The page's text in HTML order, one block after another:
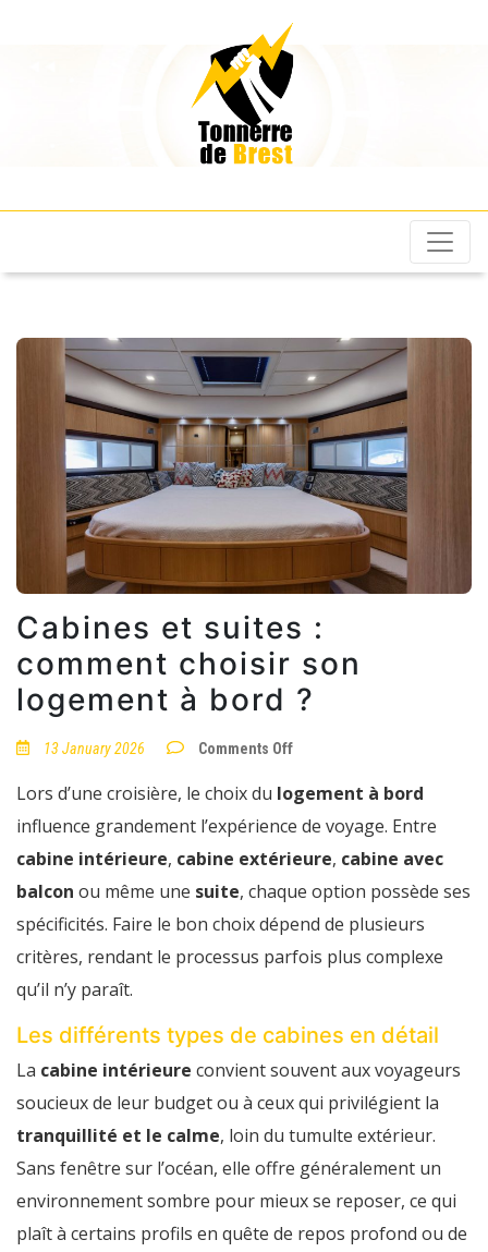
Cabines et suites :
comment choisir son
logement à bord ?
13 January 2026 Comments Offon
suites
comment
son
logement
à
bord
?
Lors d’une croisière, le choix du logement à bord
influence grandement l’expérience de voyage. Entre
cabine intérieure, cabine extérieure, cabine avec
balcon ou même une suite, chaque option possède ses
spécificités. Faire le bon choix dépend de plusieurs
critères, rendant le processus parfois plus complexe
qu’il n’y paraît.
Les différents types de cabines en détail
La cabine intérieure convient souvent aux voyageurs
soucieux de leur budget ou à ceux qui privilégient la
tranquillité et le calme, loin du tumulte extérieur.
Sans fenêtre sur l’océan, elle offre généralement un
environnement sombre pour mieux se reposer, ce qui
plaît à certains profils en quête de repos profond ou de